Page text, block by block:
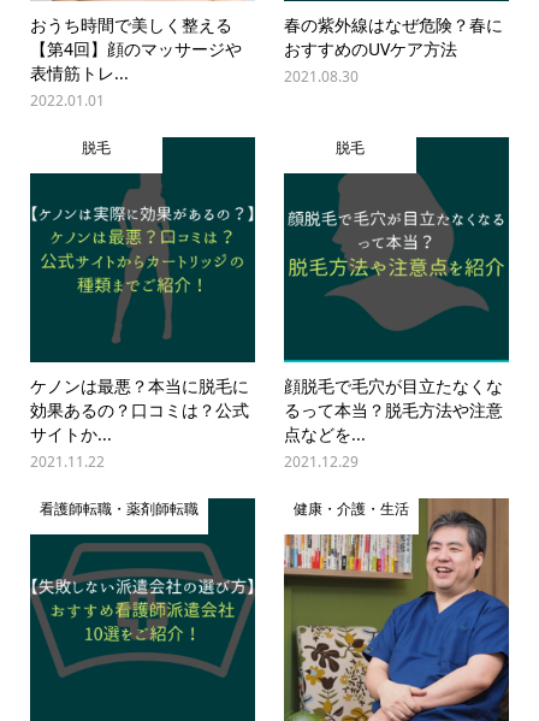
おうち時間で美しく整える
【第4回】顔のマッサージや
表情筋トレ...
2022.01.01
春の紫外線はなぜ危険？春に
おすすめのUVケア方法
2021.08.30
脱毛
ケノンは最悪？本当に脱毛に
効果あるの？口コミは？公式
サイトか...
2021.11.22
脱毛
顔脱毛で毛穴が目立たなくな
るって本当？脱毛方法や注意
点などを...
2021.12.29
看護師転職・薬剤師転職 健康・介護・生活